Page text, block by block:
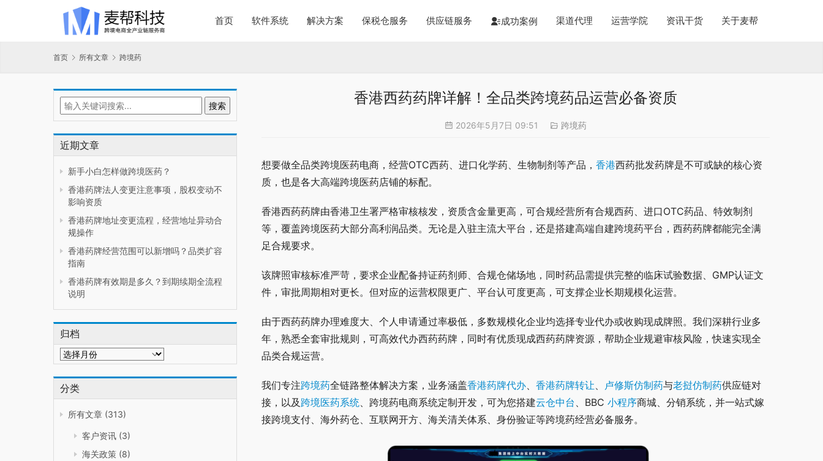
首页 软件系统 解决方案 保税仓服务 供应链服务 成功案例 渠道代理 运营学院 资讯干货 关于麦帮
首页 所有文章 跨境药
近期文章
新手小白怎样做跨境医药？
香港药牌法人变更注意事项，股权变动不
影响资质
香港药牌地址变更流程，经营地址异动合
规操作
香港药牌经营范围可以新增吗？品类扩容
指南
香港药牌有效期是多久？到期续期全流程
说明
归档
归
档
分类
所有文章 (313)
客户资讯 (3)
海关政策 (8)
香港西药药牌详解！全品类跨境药品运营必备资质
2026年5月7日 09:51 跨境药
想要做全品类跨境医药电商，经营OTC西药、进口化学药、生物制剂等产品， 香港西药批发药牌是不可或缺的核心资
质，也是各大高端跨境医药店铺的标配。
香港西药药牌由香港卫生署严格审核核发，资质含金量更高，可合规经营所有合规西药、进口OTC药品、特效制剂
等，覆盖跨境医药大部分高利润品类。无论是入驻主流大平台，还是搭建高端自建跨境药平台，西药药牌都能完全满
足合规要求。
该牌照审核标准严苛，要求企业配备持证药剂师、合规仓储场地，同时药品需提供完整的临床试验数据、GMP认证文
件，审批周期相对更长。但对应的运营权限更广、平台认可度更高，可支撑企业长期规模化运营。
由于西药药牌办理难度大、个人申请通过率极低，多数规模化企业均选择专业代办或收购现成牌照。我们深耕行业多
年，熟悉全套审批规则，可高效代办西药药牌，同时有优质现成西药药牌资源，帮助企业规避审核风险，快速实现全
品类合规运营。
我们专注跨境药全链路整体解决方案，业务涵盖香港药牌代办、 香港药牌转让、 卢修斯仿制药与老挝仿制药供应链对
接，以及 跨境医药系统、跨境药电商系统定制开发，可为您搭建云仓中台 、BBC 小程序商城、分销系统，并一站式嫁
接跨境支付、海外药仓、互联网开方、海关清关体系、身份验证等跨境药经营必备服务。